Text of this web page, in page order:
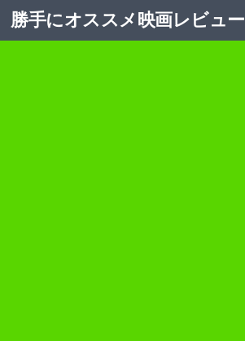
コンテンツへスキップ
勝手にオススメ映画レビュー